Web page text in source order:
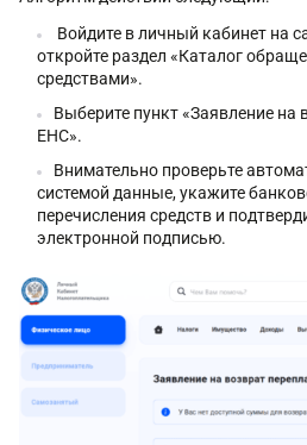
Войдите в личный кабинет на
откройте раздел «Каталог
средствами».
Выберите пункт «Заявление на
ЕНС».
Внимательно проверьте
системой данные, укажите
перечисления средств и
электронной подписью.